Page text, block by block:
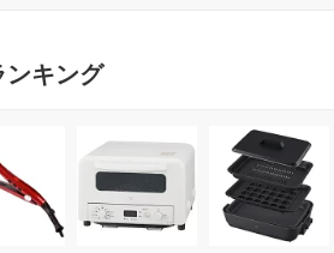
ンキング